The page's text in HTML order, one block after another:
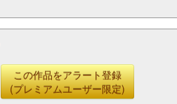
この作品をアラート登録
(プレミアムユーザー限定)